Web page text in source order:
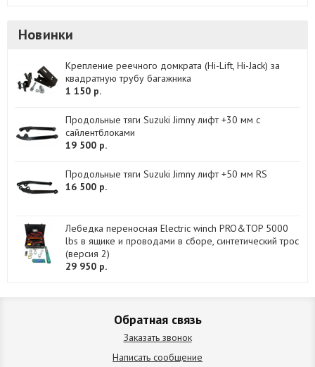
Новинки
Крепление реечного домкрата (Hi-Lift, Hi-Jack) за
квадратную трубу багажника
1 150 р.
Продольные тяги Suzuki Jimny лифт +30 мм с
сайлентблоками
19 500 р.
Продольные тяги Suzuki Jimny лифт +50 мм RS
16 500 р.
Лебедка переносная Electric winch PRO&TOP 5000
lbs в ящике и проводами в сборе, синтетический трос
(версия 2)
29 950 р.
Обратная связь
Заказать звонок
Написать сообщение